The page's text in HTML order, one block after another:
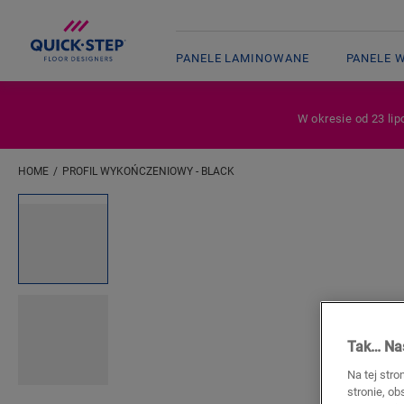
PANELE LAMINOWANE PANELE
W okresie od 23
HOME PROFIL WYKOŃCZENIOWY - BLACK
Tak…
Na tej
stronie,